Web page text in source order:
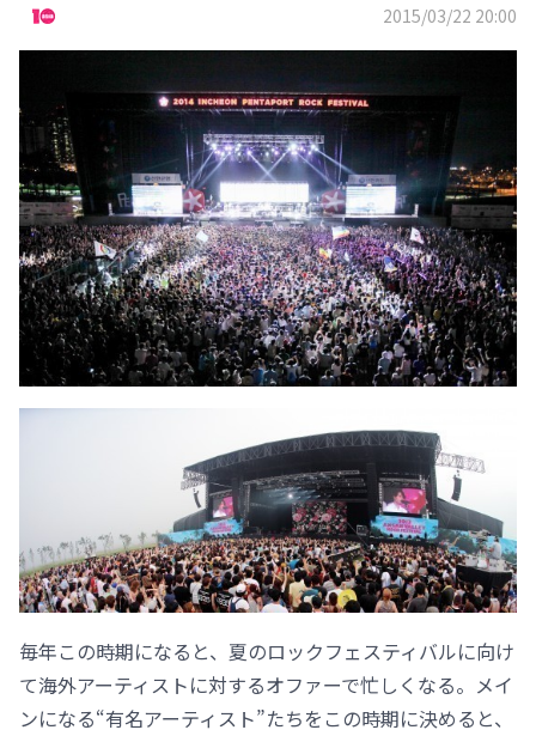
2015/03/22 20:00
毎年この時期になると、夏のロックフェスティバルに向け
て海外アーティストに対するオファーで忙しくなる。メイ
ンになる“有名アーティスト”たちをこの時期に決めると、